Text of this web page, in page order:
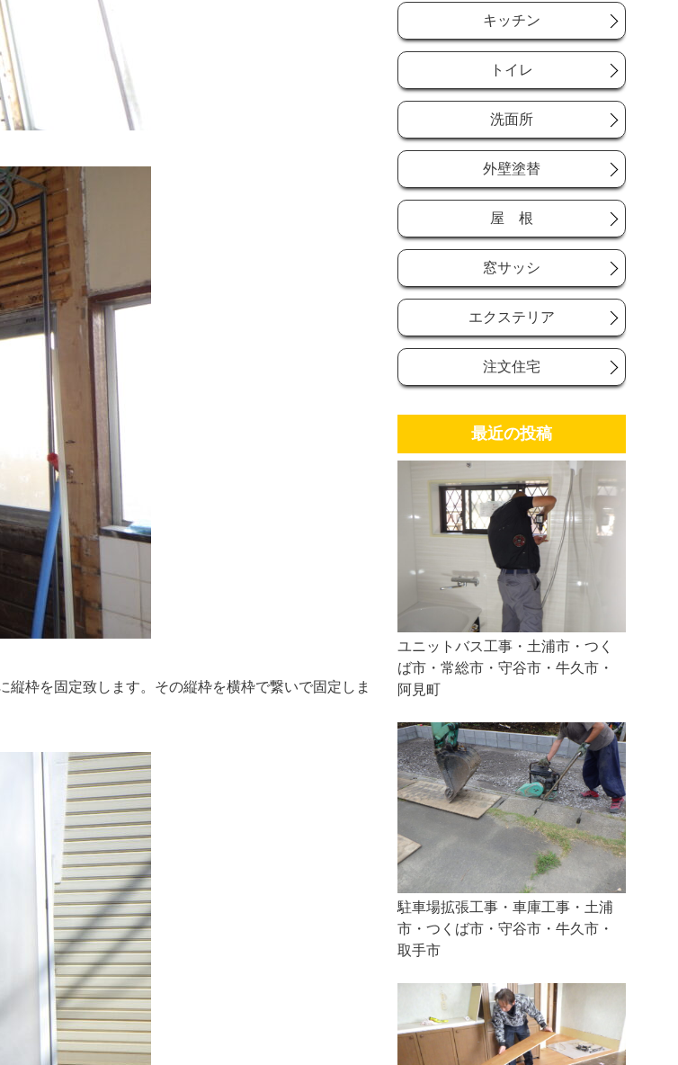
枠を固定致します。その縦枠を横枠で繋いで固定しま
キッチン
トイレ
洗面所
外壁塗替
屋 根
窓サッシ
エクステリア
注文住宅
最近の投稿
ユニットバス工事・土浦市・つく
ば市・常総市・守谷市・牛久市・
阿見町
駐車場拡張工事・車庫工事・土浦
市・つくば市・守谷市・牛久市・
取手市